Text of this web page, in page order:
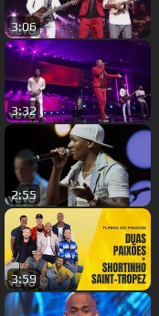
3:06
3:32
2:55
3:59